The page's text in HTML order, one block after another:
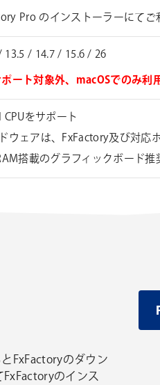
Pro のインストーラーにてご
13.5 / 14.7 / 15.6 / 26
ート対象外、macOSでのみ利
をサポート
ウェアは、FxFactory及び対応
搭載のグラフィックボード推
FxFactoryのダウン
のインス